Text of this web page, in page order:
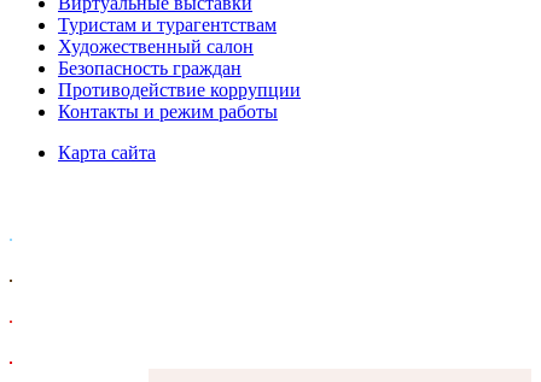
Туристам и турагентствам
Художественный салон
Безопасность граждан
Противодействие коррупции
Контакты и режим работы
Карта сайта